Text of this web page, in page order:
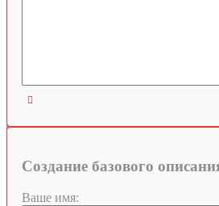

Создание базового
Ваше имя: